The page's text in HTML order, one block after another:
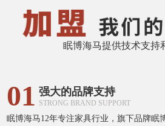
眠博海马提供技术支持
01 强大的品牌支持
STRONG BRAND SUPPORT
眠博海马12年专注家具行业，旗下品牌眠